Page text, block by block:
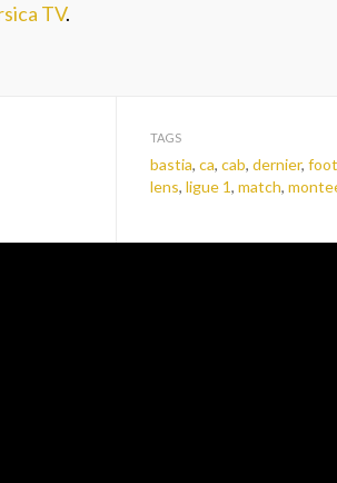
TV.
TAGS
bastia,ca,cab,dernier,
lens,ligue 1,match,